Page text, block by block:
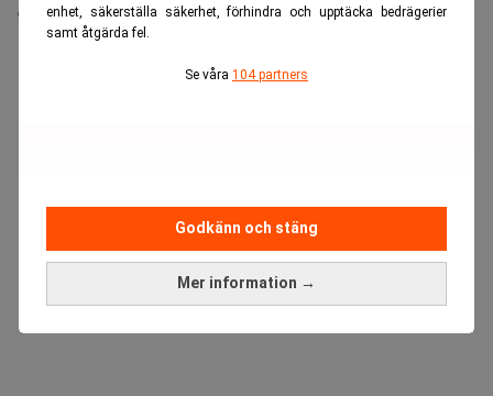
enhet, säkerställa säkerhet, förhindra och upptäcka bedrägerier
samt åtgärda fel.
Se våra 104 partners
Mer information →
Godkänn och stäng
egen premiummodell.